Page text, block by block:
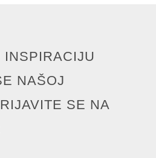
INSPIRACIJU
NAŠOJ
SE NA